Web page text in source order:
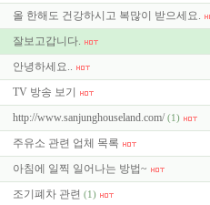
올 한해도 건강하시고 복많이 받으세요.
잘보고갑니다.
안녕하세요..
TV 방송 보기
http://www.sanjunghouseland.com/ (1)
주유소 관련 업체 목록
아침에 일찍 일어나는 방법~
조기폐차 관련 (1)